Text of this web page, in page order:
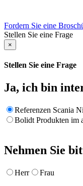
Fordern Sie eine
Stellen Sie eine Frage
×
Stellen Sie eine Frage
Ja, ich bin
Referenzen Scania
Bolidt Produkten im
Nehmen Sie
Herr Frau